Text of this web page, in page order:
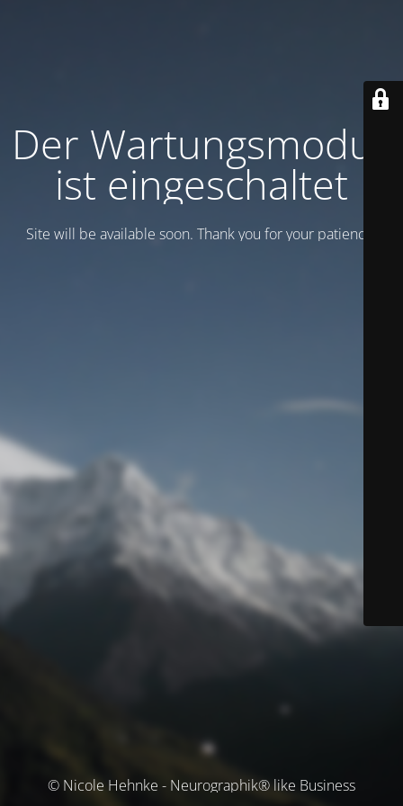
Der Wartungsmodus
ist eingeschaltet
Site will be available soon. Thank you for your patience!
© Nicole Hehnke - Neurographik® like Business